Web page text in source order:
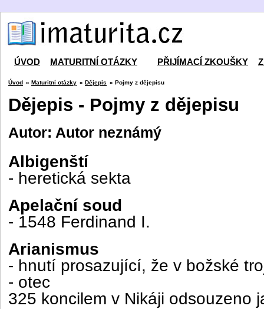
ÚVOD MATURITNÍ OTÁZKY PŘIJÍMACÍ ZKOUŠKY
Úvod » Maturitní otázky » Dějepis » Pojmy z dějepisu
Dějepis - Pojmy z dějepisu
Autor: Autor neznámý
Albigenští
- heretická sekta
Apelační soud
- 1548 Ferdinand I.
Arianismus
- hnutí prosazující, že v božské
- otec
325 koncilem v Nikáji odsouzeno